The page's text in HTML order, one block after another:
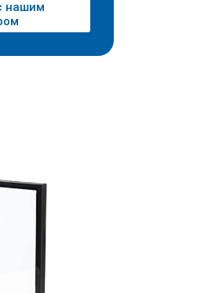
нашим